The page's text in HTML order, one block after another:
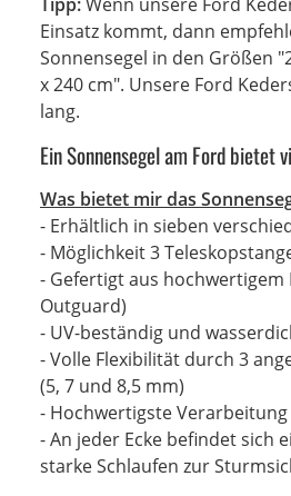
Einsatz kommt, dann
Sonnensegel in den Größen
x 240 cm". Unsere Ford
lang.
Ein Sonnensegel am Ford bietet
Was bietet mir das
- Erhältlich in sieben
- Möglichkeit 3
- Gefertigt aus hochwertigem
Outguard)
- UV-beständig und
- Volle Flexibilität durch 3
(5, 7 und 8,5 mm)
- Hochwertigste Verarbeitung
- An jeder Ecke befindet sich
starke Schlaufen zur